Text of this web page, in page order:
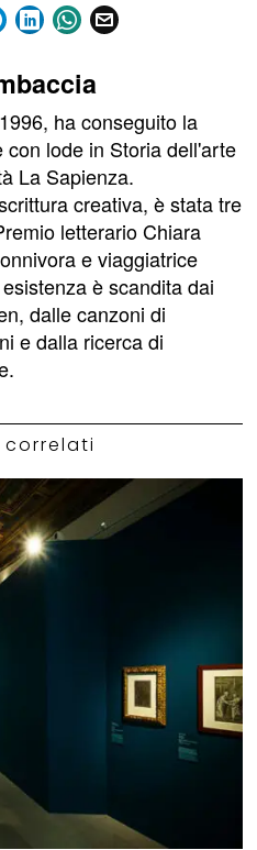
ha conseguito la
con lode in Storia dell'arte
La Sapienza.
creativa, è stata tre
letterario Chiara
e viaggiatrice
è scandita dai
dalle canzoni di
e dalla ricerca di